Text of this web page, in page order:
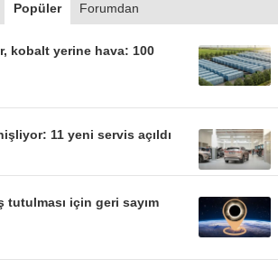
Popüler Forumdan
kobalt yerine hava: 100
11 yeni servis açıldı
tutulması için geri sayım